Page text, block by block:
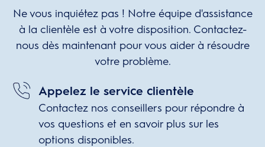
Ne vous inquiétez pas ! Notre équipe d'assistance
à la clientèle est à votre disposition. Contactez-
nous dès maintenant pour vous aider à résoudre
votre problème.
Appelez le service clientèle
Contactez nos conseillers pour répondre à
vos questions et en savoir plus sur les
options disponibles.